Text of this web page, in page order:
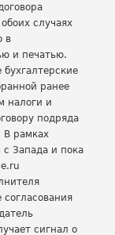
случаях
в
и печатью.
ранее
налоги и
подряда
В рамках
Запада и пока
сигнал о